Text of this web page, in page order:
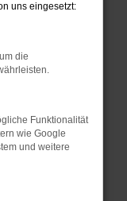
in einem
Stand
uns eingesetzt:
die
Funktionalität
wie Google
und weitere